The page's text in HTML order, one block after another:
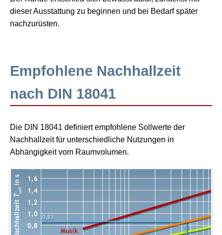
dieser Ausstattung zu beginnen und bei Bedarf später
nachzurüsten.
Empfohlene Nachhallzeit
nach DIN 18041
Die DIN 18041 definiert empfohlene Sollwerte der
Nachhallzeit für unterschiedliche Nutzungen in
Abhängigkeit vom Raumvolumen.